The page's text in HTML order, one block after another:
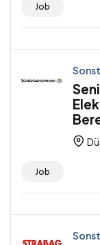
Job
Job